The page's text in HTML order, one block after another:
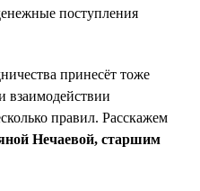
поступления
принесёт тоже
взаимодействии
правил. Расскажем
Нечаевой, старшим